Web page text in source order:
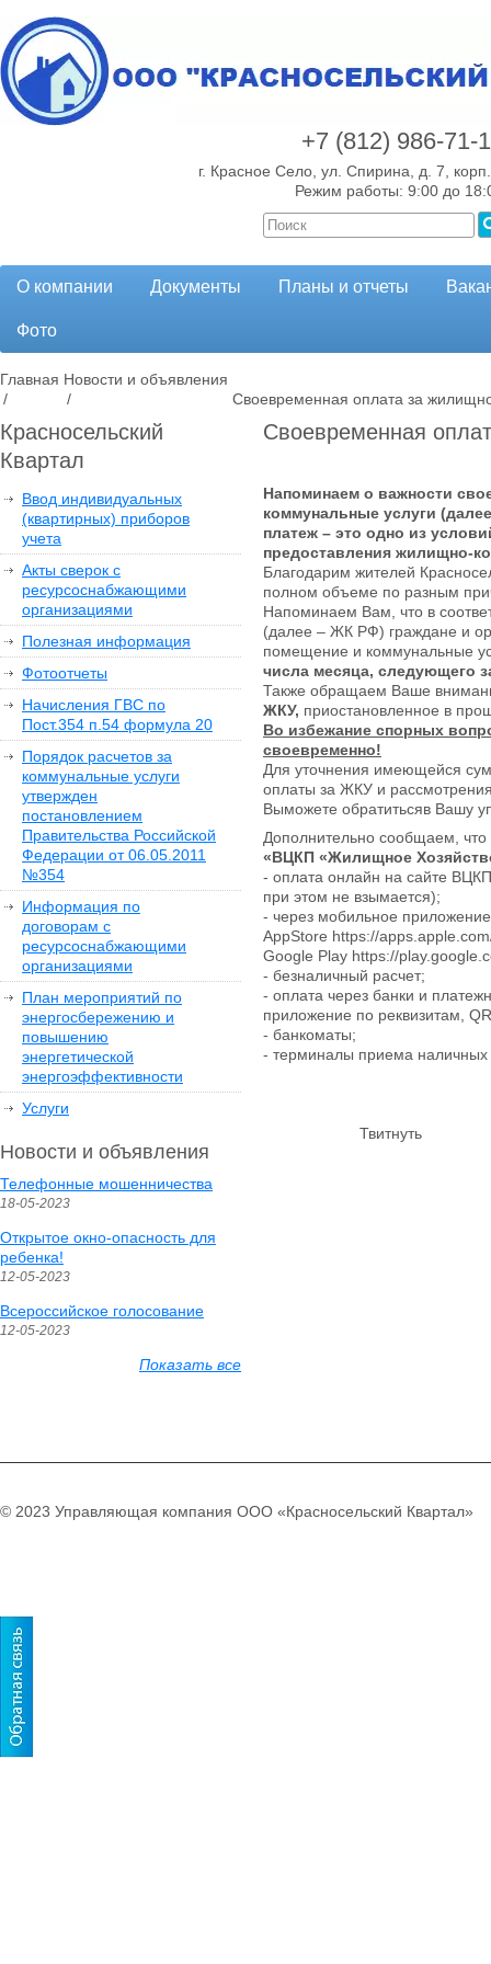
+7 (812) 986-71-
г. Красное Село, ул. Спирина, д. 7,
Режим работы: 9:00 до
О компании Документы Планы и отчеты
Фото
Главная
/
Новости и объявления
/
Своевременная оплата за
Красносельский
Квартал
Ввод индивидуальных
(квартирных) приборов
учета
Акты сверок с
ресурсоснабжающими
организациями
Полезная информация
Фотоотчеты
Начисления ГВС по
Пост.354 п.54 формула 20
Порядок расчетов за
коммунальные услуги
утвержден
постановлением
Правительства Российской
Федерации от 06.05.2011
№354
Информация по
договорам с
ресурсоснабжающими
организациями
План мероприятий по
энергосбережению и
повышению
энергетической
энергоэффективности
Услуги
Новости и объявления
Телефонные мошенничества
18-05-2023
Открытое окно-опасность для
ребенка!
12-05-2023
Всероссийское голосование
12-05-2023
Показать все
Своевременная
Напоминаем о важности
коммунальные услуги
платеж – это одно из
предоставления жилищно-
Благодарим жителей
полном объеме по разным
Напоминаем Вам, что в
(далее – ЖК РФ) граждане и
помещение и коммунальные
числа месяца, следующего
Также обращаем Ваше
ЖКУ, приостановленное в
Во избежание спорных
своевременно!
Для уточнения имеющейся
оплаты за ЖКУ и
Выможете обратитьсяв Вашу
Дополнительно сообщаем, что
«ВЦКП «Жилищное
- оплата онлайн на сайте
при этом не взымается);
- через мобильное
AppStore https://
Google Play https://
- безналичный расчет;
- оплата через банки и
приложение по реквизитам,
- банкоматы;
- терминалы приема наличных
Твитнуть
© 2023 Управляющая компания ООО «Красносельский Квартал»